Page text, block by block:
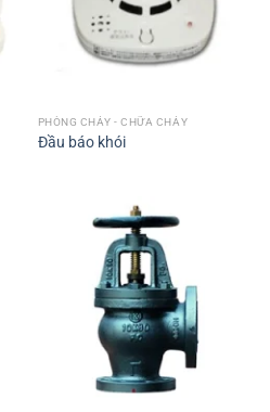
PHÒNG CHÁY - CHỮA CHÁY
Đầu báo khói